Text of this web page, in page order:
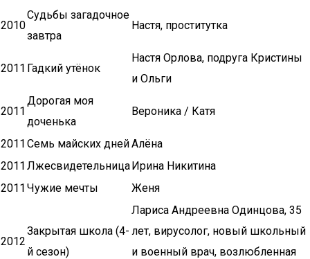
2010
Судьбы загадочное
завтра
Настя, проститутка
2011 Гадкий утёнок
Настя Орлова, подруга Кристины
и Ольги
2011
Дорогая моя
доченька
Вероника / Катя
2011 Семь майских днейАлёна
2011 ЛжесвидетельницаИрина Никитина
2011 Чужие мечты Женя
2012
Закрытая школа (4-
й сезон)
Лариса Андреевна Одинцова, 35
лет, вирусолог, новый школьный
и военный врач, возлюбленная